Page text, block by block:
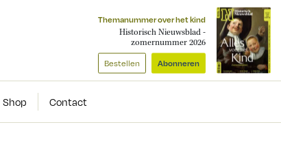
Themanummer over het kind
Historisch Nieuwsblad -
zomernummer 2026
Bestellen Abonneren
Shop Contact